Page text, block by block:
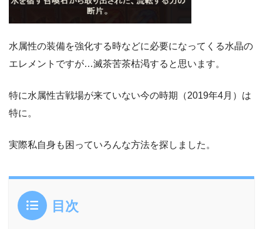
水属性の装備を強化する時などに必要になってくる水晶の
エレメントですが…滅茶苦茶枯渇すると思います。
特に水属性古戦場が来ていない今の時期（2019年4月）は
特に。
実際私自身も困っていろんな方法を探しました。
目次